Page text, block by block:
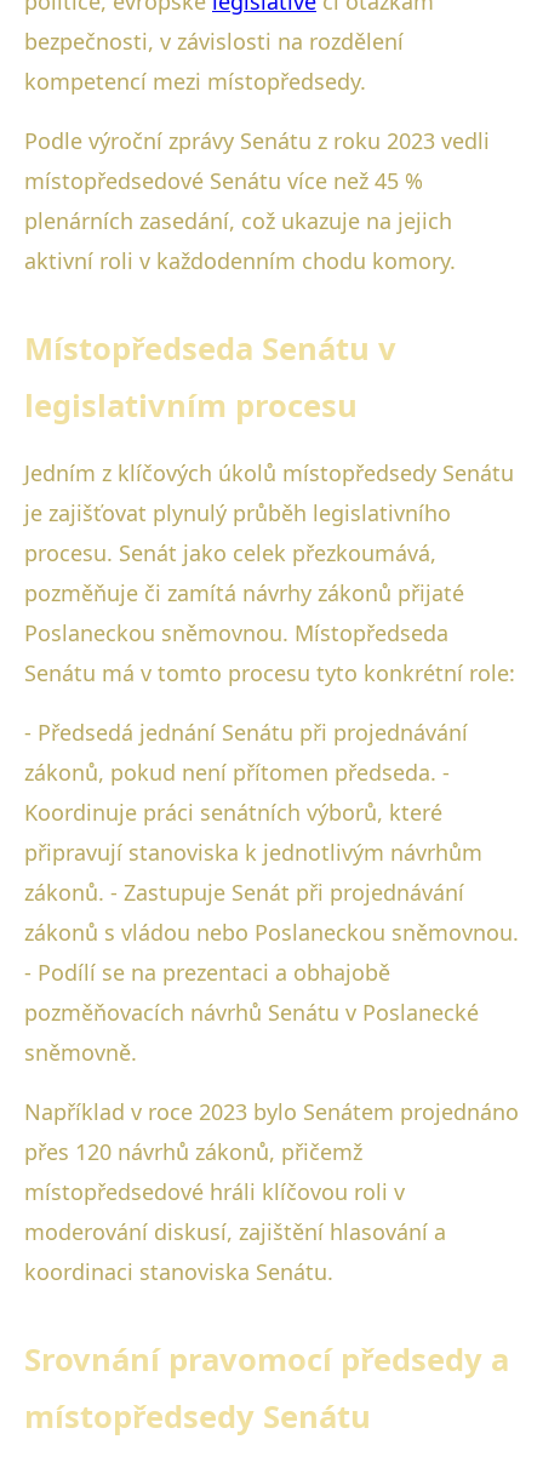
bezpečnosti, v závislosti na rozdělení
kompetencí mezi místopředsedy.
Podle výroční zprávy Senátu z roku 2023 vedli
místopředsedové Senátu více než 45 %
plenárních zasedání, což ukazuje na jejich
aktivní roli v každodenním chodu komory.
Místopředseda Senátu v
legislativním procesu
Jedním z klíčových úkolů místopředsedy Senátu
je zajišťovat plynulý průběh legislativního
procesu. Senát jako celek přezkoumává,
pozměňuje či zamítá návrhy zákonů přijaté
Poslaneckou sněmovnou. Místopředseda
Senátu má v tomto procesu tyto konkrétní role:
- Předsedá jednání Senátu při projednávání
zákonů, pokud není přítomen předseda. -
Koordinuje práci senátních výborů, které
připravují stanoviska k jednotlivým návrhům
zákonů. - Zastupuje Senát při projednávání
zákonů s vládou nebo Poslaneckou sněmovnou.
- Podílí se na prezentaci a obhajobě
pozměňovacích návrhů Senátu v Poslanecké
sněmovně.
Například v roce 2023 bylo Senátem projednáno
přes 120 návrhů zákonů, přičemž
místopředsedové hráli klíčovou roli v
moderování diskusí, zajištění hlasování a
koordinaci stanoviska Senátu.
Srovnání pravomocí předsedy a
místopředsedy Senátu